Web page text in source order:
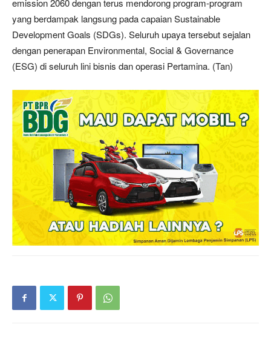
emission 2060 dengan terus mendorong program-program
yang berdampak langsung pada capaian Sustainable
Development Goals (SDGs). Seluruh upaya tersebut sejalan
dengan penerapan Environmental, Social & Governance
(ESG) di seluruh lini bisnis dan operasi Pertamina. (Tan)